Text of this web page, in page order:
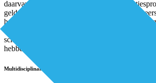
daarvan zijn er nog twee te gaan. Het
geld. Brouwer: “Onze ondersteuning van de
heeft de gemeente en de
opgeleverd. Bijvoorbeeld doordat we een
schuldsanering hebben weten te houden. En
hebben weten te voorkomen.”
Multidisciplinair